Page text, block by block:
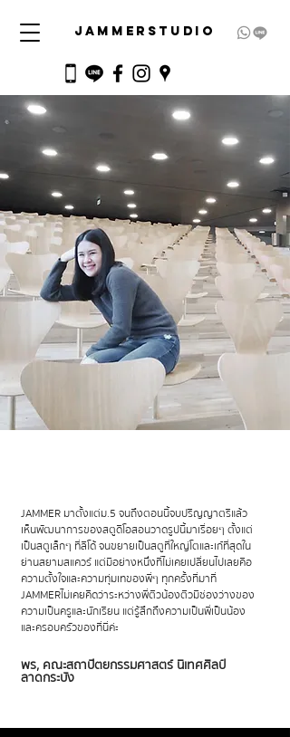
JAMMERSTUDIO
JAMMER มาตั้งแต่ม.5 จนถึงตอนนี้จบปริญญาตรีแล้ว
เห็นพัฒนาการของสตูดิโอสอนวาดรูปนี้มาเรื่อยๆ ตั้งแต่
เป็นสตูเล็กๆ ที่ลิโด้ จนขยายเป็นสตูที่ใหญ่โตและเก๋ที่สุดใน
ย่านสยามสแควร์ แต่มีอย่างหนึ่งที่ไม่เคยเปลี่ยนไปเลยคือ
ความตั้งใจและความทุ่มเทของพี่ๆ ทุกครั้งที่มาที่
JAMMER ไม่เคยคิดว่าระหว่างพี่ติวน้องติวมีช่องว่างของ
ความเป็นครูและนักเรียน แต่รู้สึกถึงความเป็นพี่เป็นน้อง
และครอบครัวของที่นี่ค่ะ
พร, คณะสถาปัตยกรรมศาสตร์ นิเทศศิลป์
ลาดกระบัง